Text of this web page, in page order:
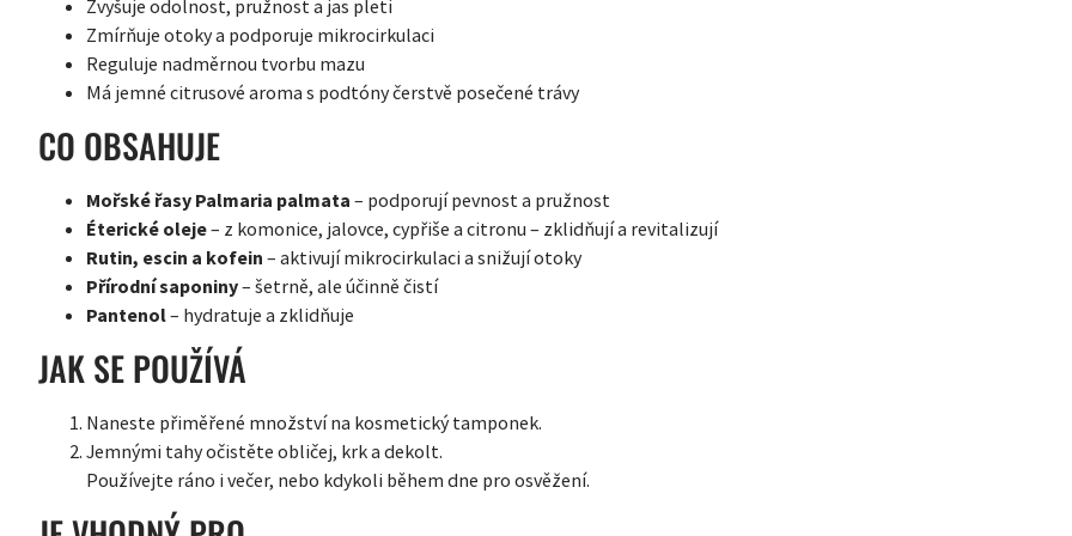
Zvyšuje odolnost, pružnost a jas pleti
Zmírňuje otoky a podporuje mikrocirkulaci
Reguluje nadměrnou tvorbu mazu
Má jemné citrusové aroma s podtóny čerstvě posečené trávy
CO OBSAHUJE
Mořské řasy Palmaria palmata – podporují pevnost a pružnost
Éterické oleje– z komonice, jalovce, cypřiše a citronu – zklidňují a revitalizují
Rutin, escin a kofein – aktivují mikrocirkulaci a snižují otoky
Přírodní saponiny– šetrně, ale účinně čistí
Pantenol– hydratuje a zklidňuje
JAK SE POUŽÍVÁ
Naneste přiměřené množství na kosmetický tamponek.
Jemnými tahy očistěte obličej, krk a dekolt.
Používejte ráno i večer, nebo kdykoli během dne pro osvěžení.